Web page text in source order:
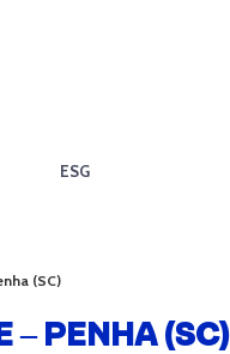
ESG
(SC)
– PENHA (SC)